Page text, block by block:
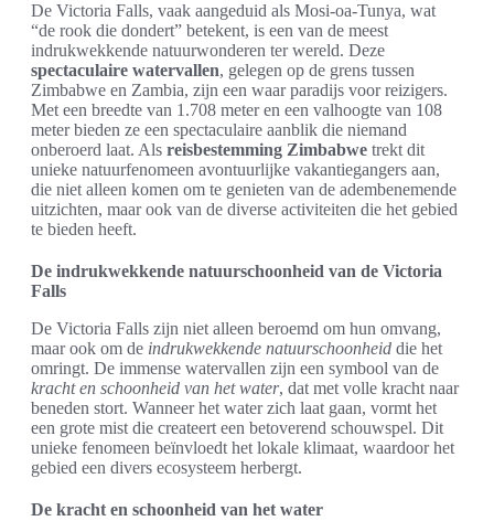
De Victoria Falls, vaak aangeduid als Mosi-oa-Tunya, wat
“de rook die dondert” betekent, is een van de meest
indrukwekkende natuurwonderen ter wereld. Deze
spectaculaire watervallen, gelegen op de grens tussen
Zimbabwe en Zambia, zijn een waar paradijs voor reizigers.
Met een breedte van 1.708 meter en een valhoogte van 108
meter bieden ze een spectaculaire aanblik die niemand
onberoerd laat. Als reisbestemming Zimbabwe trekt dit
unieke natuurfenomeen avontuurlijke vakantiegangers aan,
die niet alleen komen om te genieten van de adembenemende
uitzichten, maar ook van de diverse activiteiten die het gebied
te bieden heeft.
De indrukwekkende natuurschoonheid van de Victoria
Falls
De Victoria Falls zijn niet alleen beroemd om hun omvang,
maar ook om de indrukwekkende natuurschoonheid die het
omringt. De immense watervallen zijn een symbool van de
kracht en schoonheid van het water, dat met volle kracht naar
beneden stort. Wanneer het water zich laat gaan, vormt het
een grote mist die createert een betoverend schouwspel. Dit
unieke fenomeen beïnvloedt het lokale klimaat, waardoor het
gebied een divers ecosysteem herbergt.
De kracht en schoonheid van het water